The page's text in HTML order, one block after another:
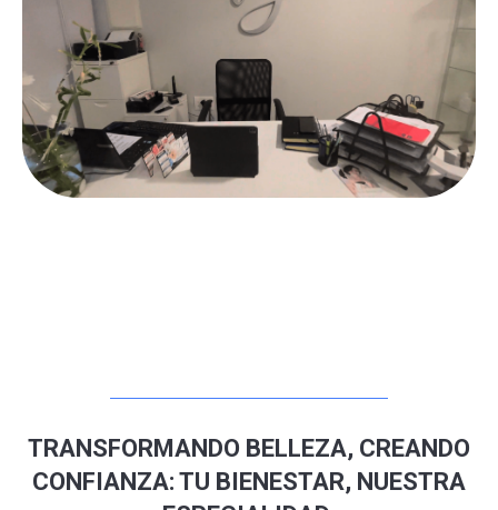
Llamar por teléfono
Contactar por Whatsapp
TRANSFORMANDO BELLEZA, CREANDO
CONFIANZA: TU BIENESTAR, NUESTRA